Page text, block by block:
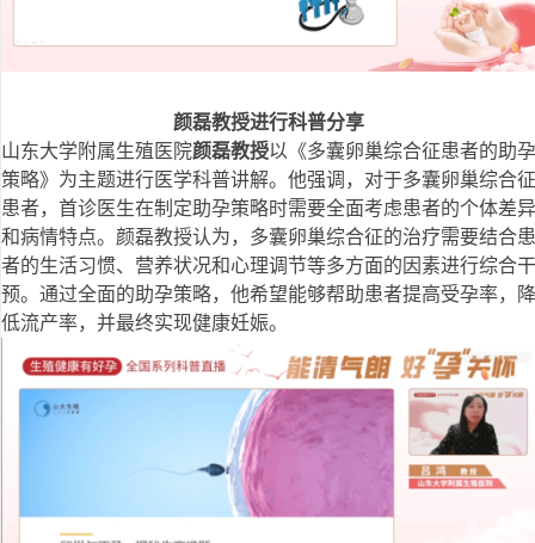
颜磊教授进行科普分享
山东大学附属生殖医院颜磊教授以《多囊卵巢综合征患者的助孕
策略》为主题进行医学科普讲解。他强调，对于多囊卵巢综合征
患者，首诊医生在制定助孕策略时需要全面考虑患者的个体差异
和病情特点。颜磊教授认为，多囊卵巢综合征的治疗需要结合患
者的生活习惯、营养状况和心理调节等多方面的因素进行综合干
预。通过全面的助孕策略，他希望能够帮助患者提高受孕率，降
低流产率，并最终实现健康妊娠。